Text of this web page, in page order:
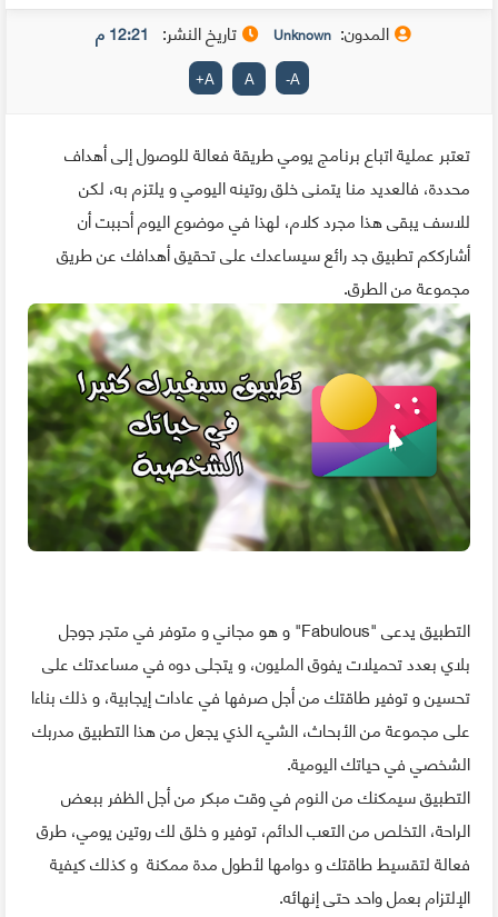
المدون: Unknown تاريخ النشر: 12:21 م
A
-
A
A
+
تعتبر عملية اتباع برنامج يومي طريقة فعالة للوصول إلى أهداف
محددة، فالعديد منا يتمنى خلق روتينه اليومي و يلتزم به، لكن
للاسف يبقى هذا مجرد كلام، لهذا في موضوع اليوم أحببت أن
أشارككم تطبيق جد رائع سيساعدك على تحقيق أهدافك عن طريق
مجموعة من الطرق.
التطبيق يدعى "Fabulous" و هو مجاني و متوفر في متجر جوجل
بلاي بعدد تحميلات يفوق المليون، و يتجلى دوه في مساعدتك على
تحسين و توفير طاقتك من أجل صرفها في عادات إيجابية، و ذلك بناءا
على مجموعة من الأبحاث، الشيء الذي يجعل من هذا التطبيق مدربك
الشخصي في حياتك اليومية.
التطبيق سيمكنك من النوم في وقت مبكر من أجل الظفر ببعض
الراحة، التخلص من التعب الدائم، توفير و خلق لك روتين يومي، طرق
فعالة لتقسيط طاقتك و دوامها لأطول مدة ممكنة و كذلك كيفية
الإلتزام بعمل واحد حتى إنهائه.